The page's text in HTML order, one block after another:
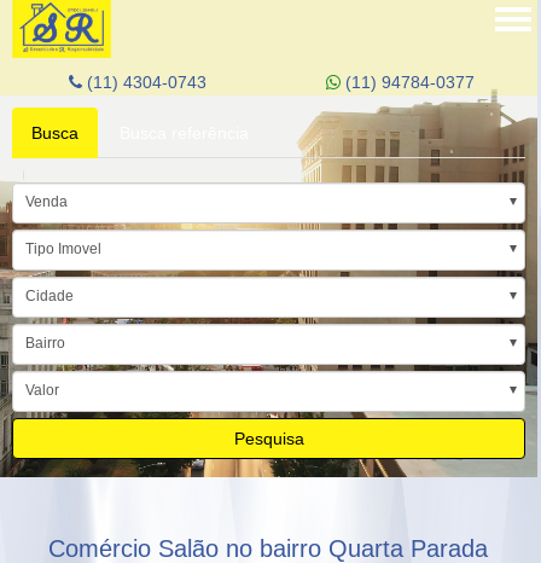
(11) 4304-0743 (11) 94784-0377
Busca
Venda
Tipo Imovel
Cidade
Bairro
Valor
Pesquisa
Comércio Salão no bairro Quarta Parada